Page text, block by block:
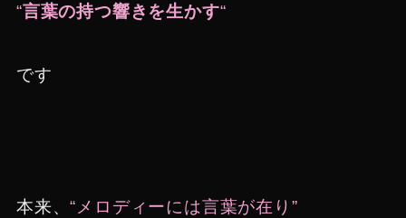
“言葉の持つ響きを生かす“
です
本来、“メロディーには言葉が在り”